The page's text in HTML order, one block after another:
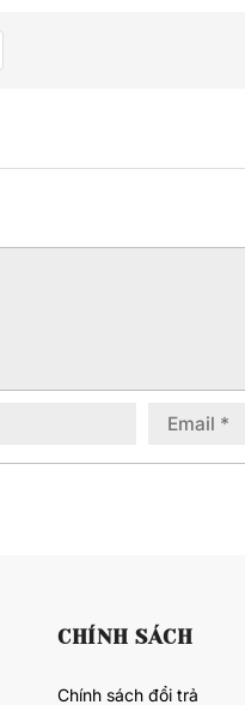
CHÍNH SÁCH
Chính sách đổi trả